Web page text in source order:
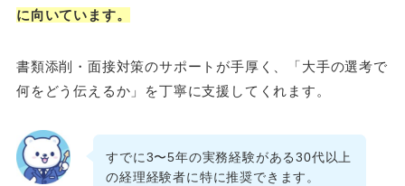
に向いています。
書類添削・面接対策のサポートが手厚く、「大手の選考で
何をどう伝えるか」を丁寧に支援してくれます。
すでに3〜5年の実務経験がある30代以上
の経理経験者に特に推奨できます。